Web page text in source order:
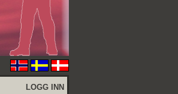
LOGG INN